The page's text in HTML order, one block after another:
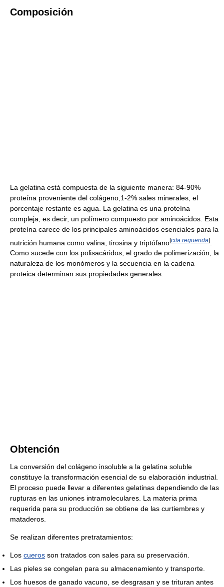
Composición
La gelatina está compuesta de la siguiente manera: 84-90%
proteína proveniente del colágeno,1-2% sales minerales, el
porcentaje restante es agua. La gelatina es una proteína
compleja, es decir, un polímero compuesto por aminoácidos. Esta
proteína carece de los principales aminoácidos esenciales para la
nutrición humana como valina, tirosina y triptófano[cita requerida]
Como sucede con los polisacáridos, el grado de polimerización, la
naturaleza de los monómeros y la secuencia en la cadena
proteica determinan sus propiedades generales.
Obtención
La conversión del colágeno insoluble a la gelatina soluble
constituye la transformación esencial de su elaboración industrial.
El proceso puede llevar a diferentes gelatinas dependiendo de las
rupturas en las uniones intramoleculares. La materia prima
requerida para su producción se obtiene de las curtiembres y
mataderos.
Se realizan diferentes pretratamientos:
Los cueros son tratados con sales para su preservación.
Las pieles se congelan para su almacenamiento y transporte.
Los huesos de ganado vacuno, se desgrasan y se trituran antes